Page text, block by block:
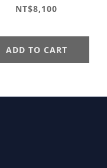
典系列
NT$8,100
ADD TO CART